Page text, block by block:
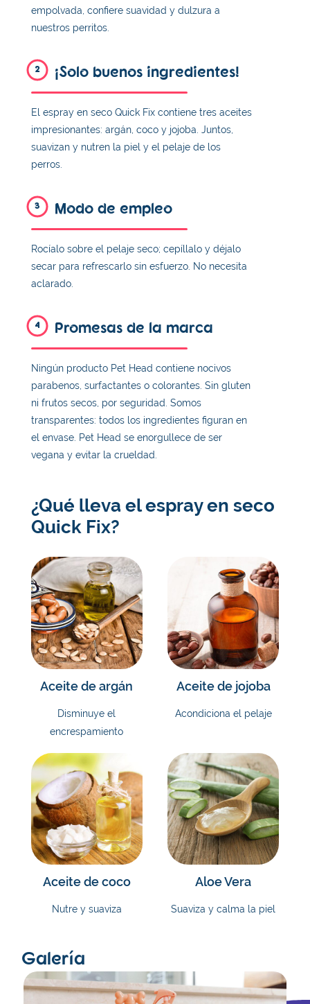
empolvada, confiere suavidad y dulzura a
nuestros perritos.
2 ¡Solo buenos ingredientes!
El espray en seco Quick Fix contiene tres aceites
impresionantes: argán, coco y jojoba. Juntos,
suavizan y nutren la piel y el pelaje de los
perros.
3 Modo de empleo
Rocíalo sobre el pelaje seco; cepíllalo y déjalo
secar para refrescarlo sin esfuerzo. No necesita
aclarado.
4 Promesas de la marca
Ningún producto Pet Head contiene nocivos
parabenos, surfactantes o colorantes. Sin gluten
ni frutos secos, por seguridad. Somos
transparentes: todos los ingredientes figuran en
el envase. Pet Head se enorgullece de ser
vegana y evitar la crueldad.
¿Qué lleva el espray en seco
Quick Fix?
Aceite de argán
Disminuye el
encrespamiento
Aceite de jojoba
Acondiciona el pelaje
Aceite de coco
Nutre y suaviza
Aloe Vera
Suaviza y calma la piel
Galería